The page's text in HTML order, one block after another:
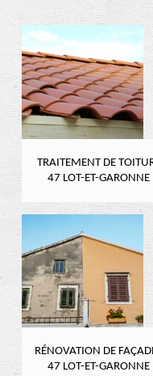
TRAITEMENT DE
47 LOT-ET-GARONNE
RÉNOVATION DE
47 LOT-ET-GARONNE